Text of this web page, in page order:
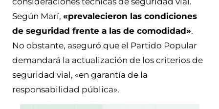
Según Marí, «prevalecieron las condiciones
de seguridad frente a las de comodidad».
No obstante, aseguró que el Partido Popular
demandará la actualización de los criterios de
seguridad vial, «en garantía de la
responsabilidad pública».